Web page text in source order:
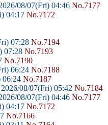
08/07(Fri) 04:46 No.7177
04:17 No.7172
07:28 No.7194
07:28 No.7193
No.7190
06:24 No.7188
06:24 No.7187
2026/08/07(Fri) 05:42 No.7184
08/07(Fri) 04:46 No.7177
04:17 No.7172
No.7166